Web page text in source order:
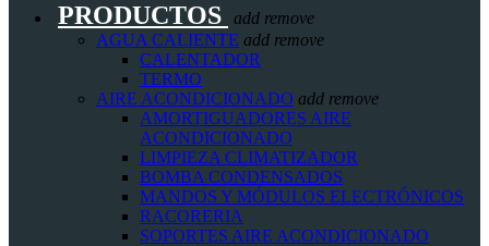
PRODUCTOS add remove
AGUA CALIENTE add remove
CALENTADOR
TERMO
AIRE ACONDICIONADO add remove
AMORTIGUADORES AIRE
ACONDICIONADO
LIMPIEZA CLIMATIZADOR
BOMBA CONDENSADOS
MANDOS Y MÓDULOS ELECTRÓNICOS
RACORERIA
SOPORTES AIRE ACONDICIONADO